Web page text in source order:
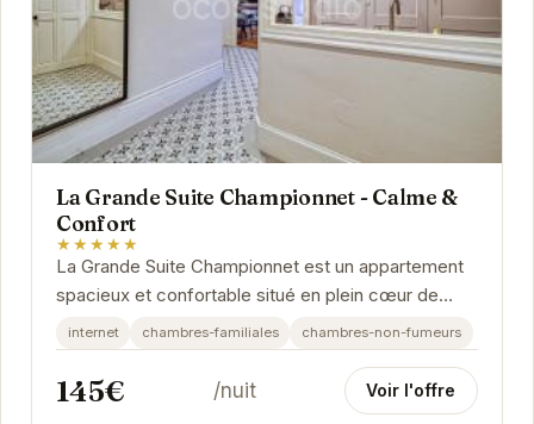
La Grande Suite Championnet - Calme &
Confort
★★★★★
La Grande Suite Championnet est un appartement
spacieux et confortable situé en plein cœur de
Grenoble. Offrant un cadre idéal pour les familles...
internet chambres-familiales chambres-non-fumeurs
145€ /nuit Voir l'offre